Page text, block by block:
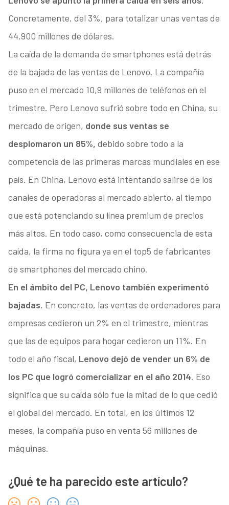
Concretamente, del 3%, para totalizar unas ventas de
44.900 millones de dólares.
La caída de la demanda de smartphones está detrás
de la bajada de las ventas de Lenovo. La compañía
puso en el mercado 10,9 millones de teléfonos en el
trimestre. Pero Lenovo sufrió sobre todo en China, su
mercado de origen, donde sus ventas se
desplomaron un 85%, debido sobre todo a la
competencia de las primeras marcas mundiales en ese
país. En China, Lenovo está intentando salirse de los
canales de operadoras al mercado abierto, al tiempo
que está potenciando su línea premium de precios
más altos. En todo caso, como consecuencia de esta
caída, la firma no figura ya en el top5 de fabricantes
de smartphones del mercado chino.
En el ámbito del PC, Lenovo también experimentó
bajadas. En concreto, las ventas de ordenadores para
empresas cedieron un 2% en el trimestre, mientras
que las de equipos para hogar cedieron un 11%. En
todo el año fiscal, Lenovo dejó de vender un 6% de
los PC que logró comercializar en el año 2014. Eso
significa que su caída sólo fue la mitad de lo que cedió
el global del mercado. En total, en los últimos 12
meses, la compañía puso en venta 56 millones de
máquinas.
¿Qué te ha parecido este artículo?